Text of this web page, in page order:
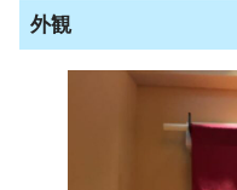
外観